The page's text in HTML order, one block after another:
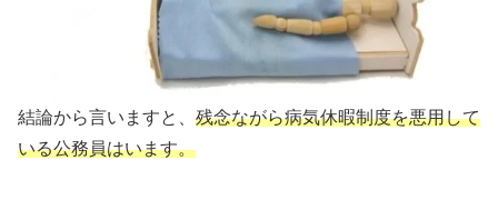
結論から言いますと、 残念ながら病気休暇制度を悪用して
いる公務員はいます。